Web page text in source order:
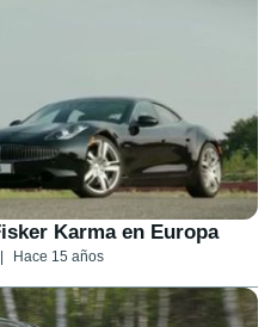
Karma en Europa
Hace 15 años